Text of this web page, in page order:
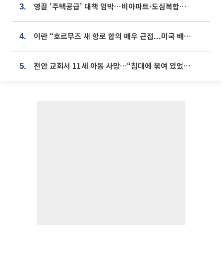
3. 영끌 '주택공급' 대책 임박⋯비아파트·도심복합까지 총동원
4. 이란 “호르무즈 새 항로 합의 매우 근접...미국 배상 먼저”
5. 천안 교회서 11세 아동 사망…“침대에 묶여 있었다” 진술 확보